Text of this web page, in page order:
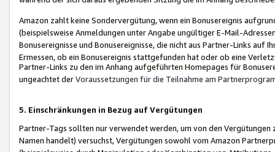
Amazon zahlt keine Sondervergütung, wenn ein Bonusereignis
(beispielsweise Anmeldungen unter Angabe ungültiger E-Mail-
Bonusereignisse und Bonusereignisse, die nicht aus Partner-Links auf
Ermessen, ob ein Bonusereignis stattgefunden hat oder ob eine
Partner-Links zu den im Anhang aufgeführten Homepages für
ungeachtet derVoraussetzungen für die Teilnahme am
5. Einschränkungen in Bezug auf Vergütungen
Partner-Tags sollten nur verwendet werden, um von den
Namen handelt) versuchst, Vergütungen sowohl vom Amazon